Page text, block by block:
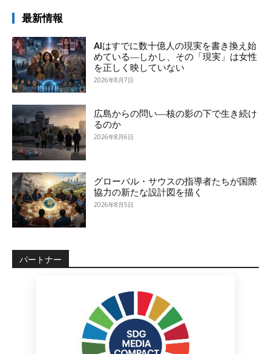
最新情報
AIはすでに数十億人の現実を書き換え始
めている―しかし、その「現実」は女性
を正しく映していない
2026年8月7日
広島からの問い―核の影の下で生き続け
るのか
2026年8月6日
グローバル・サウスの指導者たちが国際
協力の新たな設計図を描く
2026年8月5日
パートナー